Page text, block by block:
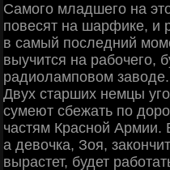
Самого младшего на
повесят на шарфике, и
в самый последний
выучится на рабочего,
радиоламповом заводе.
Двух старших немцы
сумеют сбежать по
частям Красной Армии.
а девочка, Зоя,
вырастет, будет